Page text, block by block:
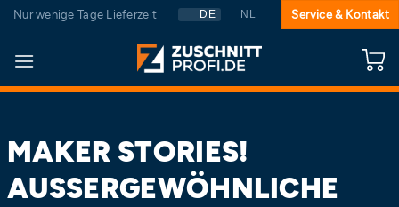
Zum
springen
Nur wenige Tage Lieferzeit DE NL Service & Kontakt
MAKER STORIES!
AUSSERGEWÖHNLICHE V